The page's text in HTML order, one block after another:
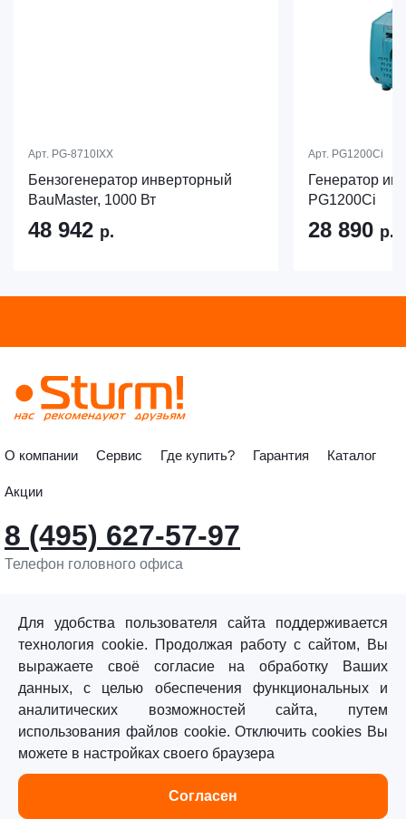
Арт. PG-8710IXX
Бензогенератор инверторный
BauMaster, 1000 Вт
48 942 р.
Арт. PG1200Ci
Генератор
PG1200Ci
28 890 р.
О компании Сервис Где купить? Гарантия Каталог
Акции
8 (495) 627-57-97
Телефон головного офиса
©«Sturm!» 2011–2026 ®
Все права защищены.
Политика обработки персональных данных
Для удобства пользователя сайта поддерживается
технология cookie. Продолжая работу с сайтом, Вы
выражаете своё согласие на обработку Ваших
данных, с целью обеспечения функциональных и
аналитических возможностей сайта, путем
использования файлов cookie. Отключить cookies Вы
можете в настройках своего браузера
Согласен